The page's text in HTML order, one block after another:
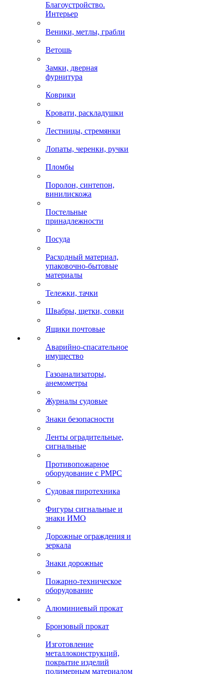
Благоустройство.
Интерьер
Веники, метлы, грабли
Ветошь
Замки, дверная
фурнитура
Коврики
Кровати, раскладушки
Лестницы, стремянки
Лопаты, черенки, ручки
Пломбы
Поролон, синтепон,
винилискожа
Постельные
принадлежности
Посуда
Расходный материал,
упаковочно-бытовые
материалы
Тележки, тачки
Швабры, щетки, совки
Ящики почтовые
Аварийно-спасательное
имущество
Газоанализаторы,
анемометры
Журналы судовые
Знаки безопасности
Ленты оградительные,
сигнальные
Противопожарное
оборудование с РМРС
Судовая пиротехника
Фигуры сигнальные и
знаки ИМО
Дорожные ограждения и
зеркала
Знаки дорожные
Пожарно-техническое
оборудование
Алюминиевый прокат
Бронзовый прокат
Изготовление
металлоконструкций,
покрытие изделий
полимерным материалом